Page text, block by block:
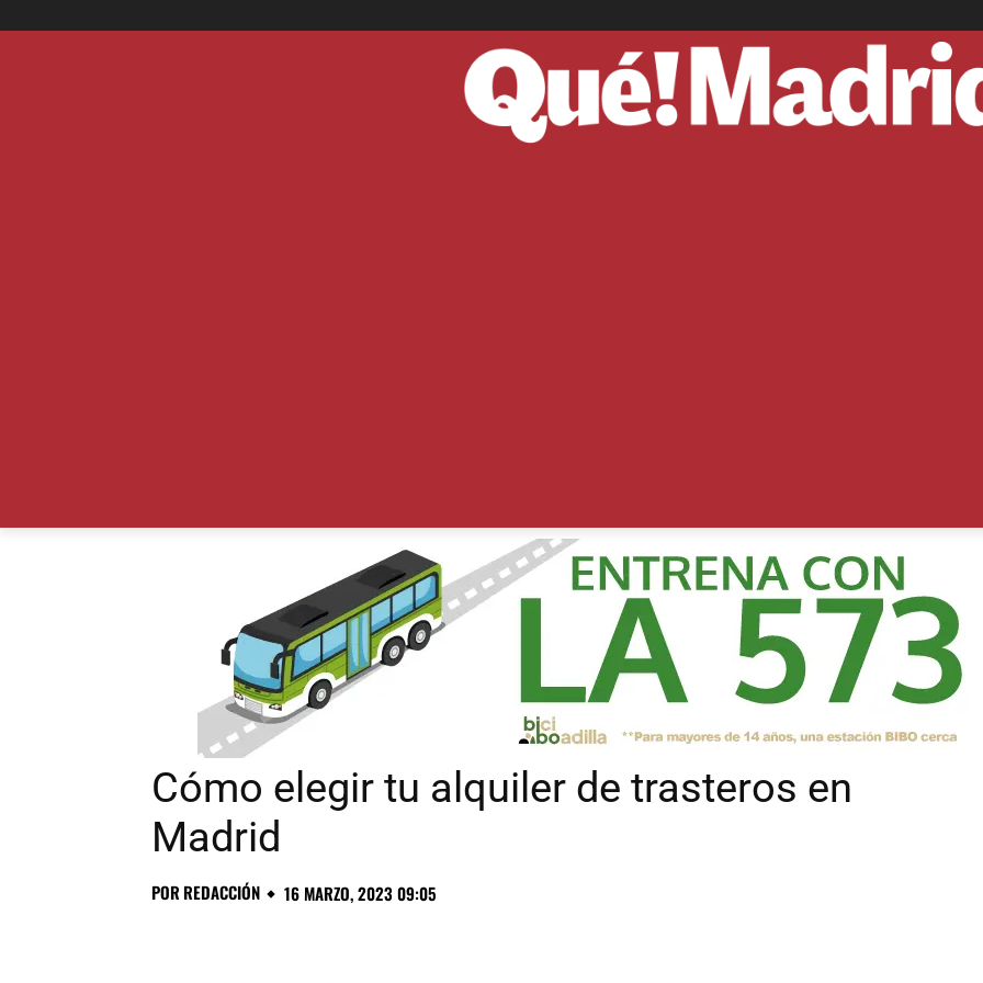
Cómo elegir tu alquiler de trasteros en
Madrid
POR REDACCIÓN 16 MARZO, 2023 09:05